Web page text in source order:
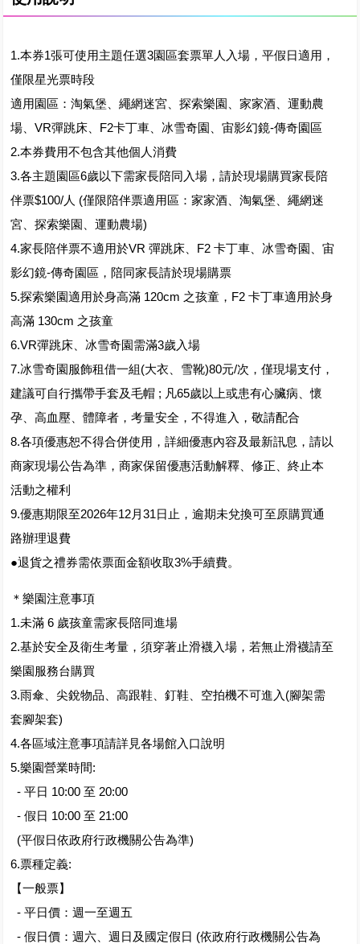
1.本券1張可使用主題任選3園區套票單人入場，平假日適用，
僅限星光票時段
適用園區：淘氣堡、繩網迷宮、探索樂園、家家酒、運動農
場、VR彈跳床、F2卡丁車、冰雪奇園、宙影幻鏡-傳奇園區
2.本券費用不包含其他個人消費
3.各主題園區6歲以下需家長陪同入場，請於現場購買家長陪
伴票$100/人 (僅限陪伴票適用區：家家酒、淘氣堡、繩網迷
宮、探索樂園、運動農場)
4.家長陪伴票不適用於VR 彈跳床、F2 卡丁車、冰雪奇園、宙
影幻鏡-傳奇園區，陪同家長請於現場購票
5.探索樂園適用於身高滿 120cm 之孩童，F2 卡丁車適用於身
高滿 130cm 之孩童
6.VR彈跳床、冰雪奇園需滿3歲入場
7.冰雪奇園服飾租借一組(大衣、雪靴)80元/次，僅現場支付，
建議可自行攜帶手套及毛帽 ; 凡65歲以上或患有心臟病、懷
孕、高血壓、體障者，考量安全，不得進入，敬請配合
8.各項優惠恕不得合併使用，詳細優惠內容及最新訊息，請以
商家現場公告為準，商家保留優惠活動解釋、修正、終止本
活動之權利
9.優惠期限至2026年12月31日止，逾期未兌換可至原購買通
路辦理退費
●退貨之禮券需依票面金額收取3%手續費。
＊樂園注意事項
1.未滿 6 歲孩童需家長陪同進場
2.基於安全及衛生考量，須穿著止滑襪入場，若無止滑襪請至
樂園服務台購買
3.雨傘、尖銳物品、高跟鞋、釘鞋、空拍機不可進入(腳架需
套腳架套)
4.各區域注意事項請詳見各場館入口說明
5.樂園營業時間:
- 平日 10:00 至 20:00
- 假日 10:00 至 21:00
(平假日依政府行政機關公告為準)
6.票種定義:
【一般票】
- 平日價：週一至週五
- 假日價：週六、週日及國定假日 (依政府行政機關公告為